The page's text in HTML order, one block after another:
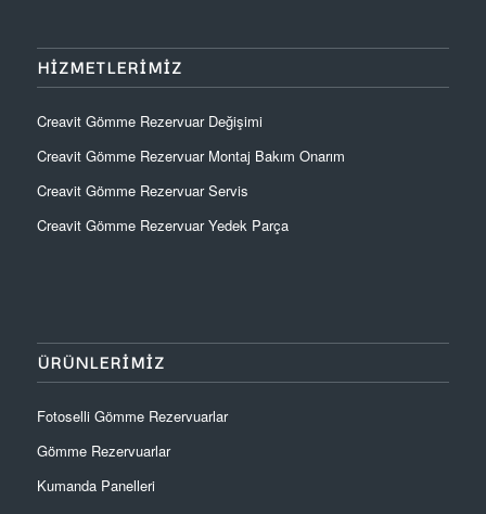
HIZMETLERIMIZ
Creavit Gömme Rezervuar Değişimi
Creavit Gömme Rezervuar Montaj Bakım Onarım
Creavit Gömme Rezervuar Servis
Creavit Gömme Rezervuar Yedek Parça
ÜRÜNLERIMIZ
Fotoselli Gömme Rezervuarlar
Gömme Rezervuarlar
Kumanda Panelleri